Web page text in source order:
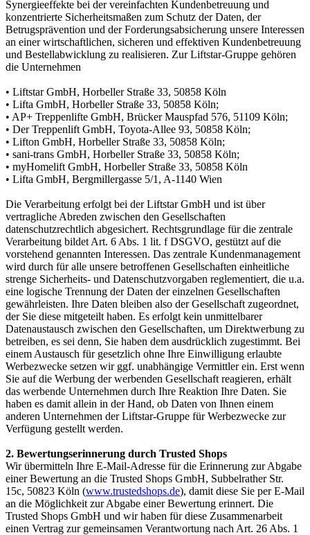
Synergieeffekte bei der vereinfachten Kundenbetreuung und
konzentrierte Sicherheitsmaßen zum Schutz der Daten, der
Betrugsprävention und der Forderungsabsicherung unsere Interessen
an einer wirtschaftlichen, sicheren und effektiven Kundenbetreuung
und Bestellabwicklung zu realisieren. Zur Liftstar-Gruppe gehören
die Unternehmen
• Liftstar GmbH, Horbeller Straße 33, 50858 Köln
• Lifta GmbH, Horbeller Straße 33, 50858 Köln;
• AP+ Treppenlifte GmbH, Brücker Mauspfad 576, 51109 Köln;
• Der Treppenlift GmbH, Toyota-Allee 93, 50858 Köln;
• Lifton GmbH, Horbeller Straße 33, 50858 Köln;
• sani-trans GmbH, Horbeller Straße 33, 50858 Köln;
• myHomelift GmbH, Horbeller Straße 33, 50858 Köln
• Lifta GmbH, Bergmillergasse 5/1, A-1140 Wien
Die Verarbeitung erfolgt bei der Liftstar GmbH und ist über
vertragliche Abreden zwischen den Gesellschaften
datenschutzrechtlich abgesichert. Rechtsgrundlage für die zentrale
Verarbeitung bildet Art. 6 Abs. 1 lit. f DSGVO, gestützt auf die
vorstehend genannten Interessen. Das zentrale Kundenmanagement
wird durch für alle unsere betroffenen Gesellschaften einheitliche
strenge Sicherheits- und Datenschutzvorgaben reglementiert, die u.a.
eine logische Trennung der Daten der einzelnen Gesellschaften
gewährleisten. Ihre Daten bleiben also der Gesellschaft zugeordnet,
der Sie diese mitgeteilt haben. Es erfolgt kein unmittelbarer
Datenaustausch zwischen den Gesellschaften, um Direktwerbung zu
betreiben, es sei denn, Sie haben dem ausdrücklich zugestimmt. Bei
einem Austausch für gesetzlich ohne Ihre Einwilligung erlaubte
Werbezwecke setzen wir ggf. unabhängige Vermittler ein. Erst wenn
Sie auf die Werbung der werbenden Gesellschaft reagieren, erhält
das werbende Unternehmen durch Ihre Reaktion Ihre Daten. Sie
haben es damit allein in der Hand, ob Daten von Ihnen einem
anderen Unternehmen der Liftstar-Gruppe für Werbezwecke zur
Verfügung gestellt werden.
2. Bewertungserinnerung durch Trusted Shops
Wir übermitteln Ihre E-Mail-Adresse für die Erinnerung zur Abgabe
einer Bewertung an die Trusted Shops GmbH, Subbelrather Str.
15c, 50823 Köln (www.trustedshops.de), damit diese Sie per E-Mail
an die Möglichkeit zur Abgabe einer Bewertung erinnert. Die
Trusted Shops GmbH und wir haben für diese Zusammenarbeit
einen Vertrag zur gemeinsamen Verantwortung nach Art. 26 Abs. 1